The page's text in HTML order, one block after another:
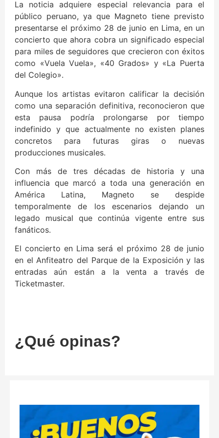
La noticia adquiere especial relevancia para el
público peruano, ya que Magneto tiene previsto
presentarse el próximo 28 de junio en Lima, en un
concierto que ahora cobra un significado especial
para miles de seguidores que crecieron con éxitos
como «Vuela Vuela», «40 Grados» y «La Puerta
del Colegio».
Aunque los artistas evitaron calificar la decisión
como una separación definitiva, reconocieron que
esta pausa podría prolongarse por tiempo
indefinido y que actualmente no existen planes
concretos para futuras giras o nuevas
producciones musicales.
Con más de tres décadas de historia y una
influencia que marcó a toda una generación en
América Latina, Magneto se despide
temporalmente de los escenarios dejando un
legado musical que continúa vigente entre sus
fanáticos.
El concierto en Lima será el próximo 28 de junio
en el Anfiteatro del Parque de la Exposición y las
entradas aún están a la venta a través de
Ticketmaster.
¿Qué opinas?